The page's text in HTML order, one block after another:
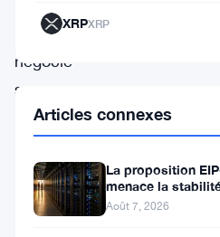
être
négocié
sur
les
traditionnelles.
Dans
XRPXRP
Articles connexes
La proposition
menace la
stakés et de la DeFi
Août 7, 2026